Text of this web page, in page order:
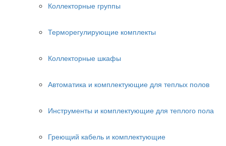
Коллекторные группы
Терморегулирующие комплекты
Коллекторные шкафы
Автоматика и комплектующие для теплых полов
Инструменты и комплектующие для теплого пола
Греющий кабель и комплектующие